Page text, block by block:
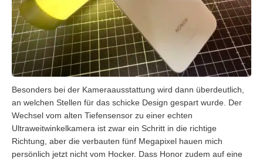
Besonders bei der Kameraausstattung wird dann überdeutlich,
an welchen Stellen für das schicke Design gespart wurde. Der
Wechsel vom alten Tiefensensor zu einer echten
Ultraweitwinkelkamera ist zwar ein Schritt in die richtige
Richtung, aber die verbauten fünf Megapixel hauen mich
persönlich jetzt nicht vom Hocker. Dass Honor zudem auf eine